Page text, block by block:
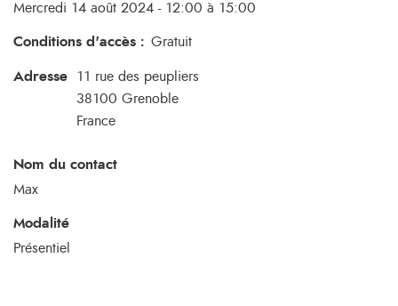
Mercredi 14 août 2024 - 12:00 à 15:00
Conditions d'accès : Gratuit
Adresse
11 rue des peupliers
38100 Grenoble
France
Nom du contact
Max
Modalité
Présentiel